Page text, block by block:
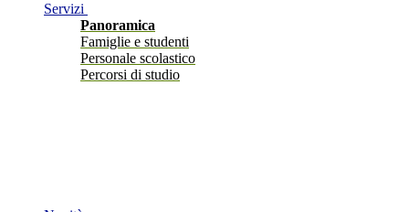
Servizi
Panoramica
Famiglie e studenti
Personale scolastico
Percorsi di studio